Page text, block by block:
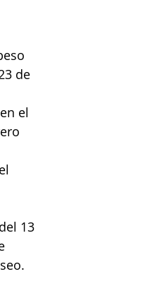
de
el
13